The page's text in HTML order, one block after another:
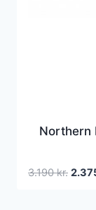
Northern
3.190kr. Den